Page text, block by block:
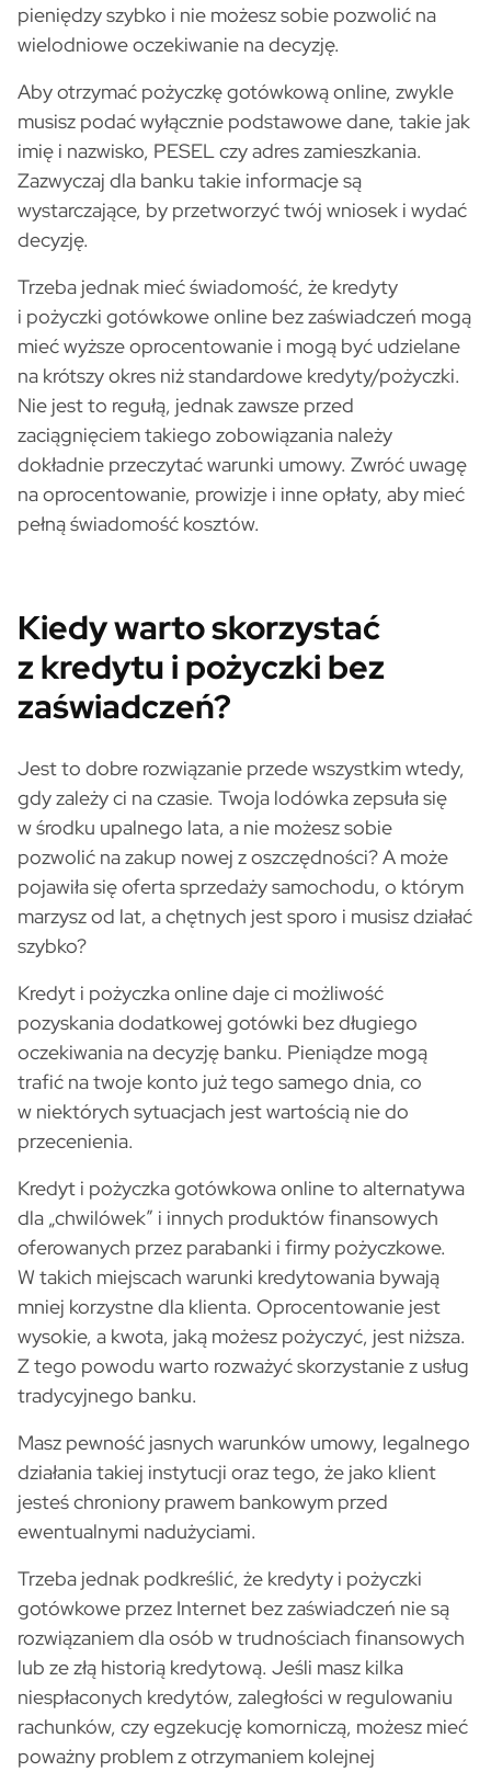
pieniędzy szybko i nie możesz sobie pozwolić na
wielodniowe oczekiwanie na decyzję.
Aby otrzymać pożyczkę gotówkową online, zwykle
musisz podać wyłącznie podstawowe dane, takie jak
imię i nazwisko, PESEL czy adres zamieszkania.
Zazwyczaj dla banku takie informacje są
wystarczające, by przetworzyć twój wniosek i wydać
decyzję.
Trzeba jednak mieć świadomość, że kredyty
i pożyczki gotówkowe online bez zaświadczeń mogą
mieć wyższe oprocentowanie i mogą być udzielane
na krótszy okres niż standardowe kredyty/pożyczki.
Nie jest to regułą, jednak zawsze przed
zaciągnięciem takiego zobowiązania należy
dokładnie przeczytać warunki umowy. Zwróć uwagę
na oprocentowanie, prowizje i inne opłaty, aby mieć
pełną świadomość kosztów.
Kiedy warto skorzystać
z kredytu i pożyczki bez
zaświadczeń?
Jest to dobre rozwiązanie przede wszystkim wtedy,
gdy zależy ci na czasie. Twoja lodówka zepsuła się
w środku upalnego lata, a nie możesz sobie
pozwolić na zakup nowej z oszczędności? A może
pojawiła się oferta sprzedaży samochodu, o którym
marzysz od lat, a chętnych jest sporo i musisz działać
szybko?
Kredyt i pożyczka online daje ci możliwość
pozyskania dodatkowej gotówki bez długiego
oczekiwania na decyzję banku. Pieniądze mogą
trafić na twoje konto już tego samego dnia, co
w niektórych sytuacjach jest wartością nie do
przecenienia.
Kredyt i pożyczka gotówkowa online to alternatywa
dla „chwilówek” i innych produktów finansowych
oferowanych przez parabanki i firmy pożyczkowe.
W takich miejscach warunki kredytowania bywają
mniej korzystne dla klienta. Oprocentowanie jest
wysokie, a kwota, jaką możesz pożyczyć, jest niższa.
Z tego powodu warto rozważyć skorzystanie z usług
tradycyjnego banku.
Masz pewność jasnych warunków umowy, legalnego
działania takiej instytucji oraz tego, że jako klient
jesteś chroniony prawem bankowym przed
ewentualnymi nadużyciami.
Trzeba jednak podkreślić, że kredyty i pożyczki
gotówkowe przez Internet bez zaświadczeń nie są
rozwiązaniem dla osób w trudnościach finansowych
lub ze złą historią kredytową. Jeśli masz kilka
niespłaconych kredytów, zaległości w regulowaniu
rachunków, czy egzekucję komorniczą, możesz mieć
poważny problem z otrzymaniem kolejnej